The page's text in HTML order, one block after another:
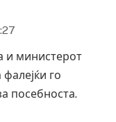
и министерот
го
посебноста.